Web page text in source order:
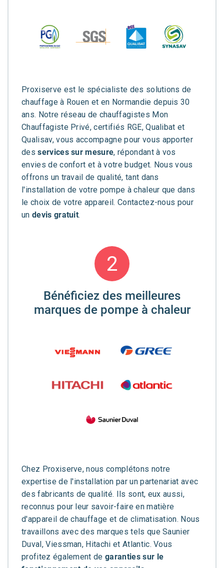
Proxiserve est le spécialiste des solutions de
chauffage à Rouen et en Normandie depuis 30
ans. Notre réseau de chauffagistes Mon
Chauffagiste Privé, certifiés RGE, Qualibat et
Qualisav, vous accompagne pour vous apporter
desservices sur mesure, répondant à vos
envies de confort et à votre budget. Nous vous
offrons un travail de qualité, tant dans
l'installation de votre pompe à chaleur que dans
le choix de votre appareil. Contactez-nous pour
un devis gratuit.
2
Bénéficiez des meilleures
marques de pompe à chaleur
Chez Proxiserve, nous complétons notre
expertise de l'installation par un partenariat avec
des fabricants de qualité. Ils sont, eux aussi,
reconnus pour leur savoir-faire en matière
d'appareil de chauffage et de climatisation. Nous
travaillons avec des marques tels que Saunier
Duval, Viessman, Hitachi et Atlantic. Vous
profitez également degaranties sur le